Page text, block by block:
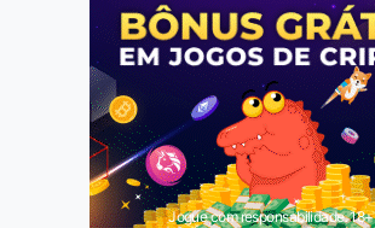
Jogue com responsabilidade. 18+